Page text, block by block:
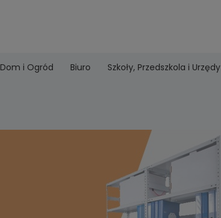
Dom i Ogród Biuro Szkoły, Przedszkola i Urzędy